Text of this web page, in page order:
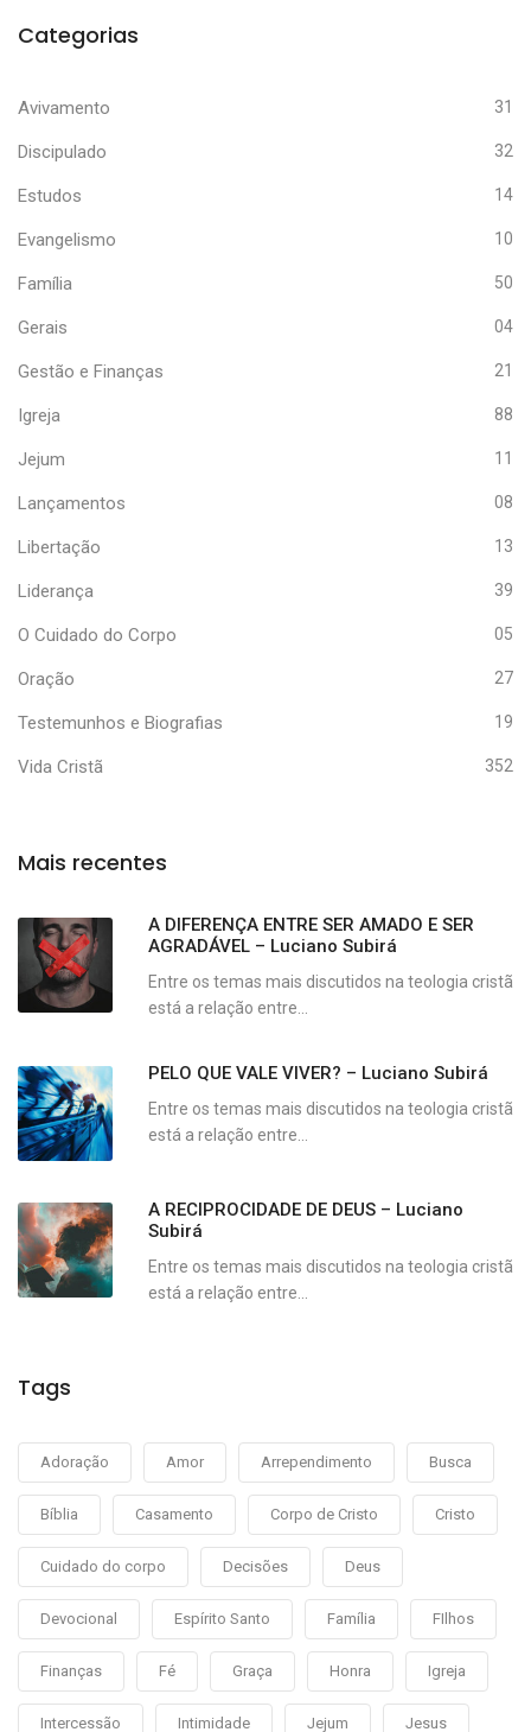
Categorias
Avivamento 31
Discipulado 32
Estudos 14
Evangelismo 10
Família 50
Gerais 04
Gestão e Finanças 21
Igreja 88
Jejum 11
Lançamentos 08
Libertação 13
Liderança 39
O Cuidado do Corpo 05
Oração 27
Testemunhos e Biografias 19
Vida Cristã 352
Mais recentes
A DIFERENÇA ENTRE SER AMADO E SER
AGRADÁVEL – Luciano Subirá
Entre os temas mais discutidos na teologia cristã
está a relação entre...
PELO QUE VALE VIVER? – Luciano Subirá
Entre os temas mais discutidos na teologia cristã
está a relação entre...
A RECIPROCIDADE DE DEUS – Luciano
Subirá
Entre os temas mais discutidos na teologia cristã
está a relação entre...
Tags
Adoração Amor Arrependimento Busca
Bíblia Casamento Corpo de Cristo Cristo
Cuidado do corpo Decisões Deus
Devocional Espírito Santo Família FIlhos
Finanças Fé Graça Honra Igreja
Intercessão Intimidade Jejum Jesus